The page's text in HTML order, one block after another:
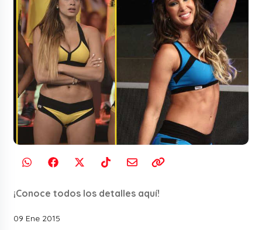
¡Conoce todos los detalles aquí!
09 Ene 2015